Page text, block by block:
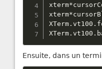
xterm*
xterm*
XTerm .vt100 .
XTerm .vt100 .
Ensuite, dans un